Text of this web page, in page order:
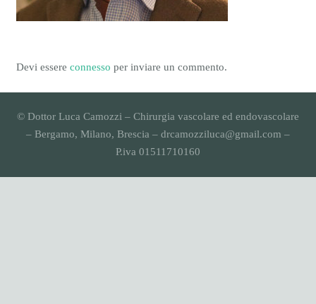
Devi essere connesso per inviare un commento.
© Dottor Luca Camozzi – Chirurgia vascolare ed endovascolare
– Bergamo, Milano, Brescia – drcamozziluca@gmail.com –
P.iva 01511710160